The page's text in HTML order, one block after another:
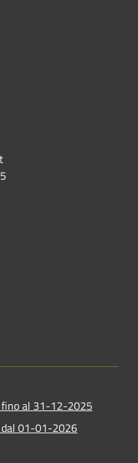
al 31-12-2025
01-01-2026